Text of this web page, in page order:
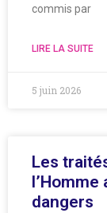
commis par
LIRE LA SUITE
5 juin 2026
Les
dangers